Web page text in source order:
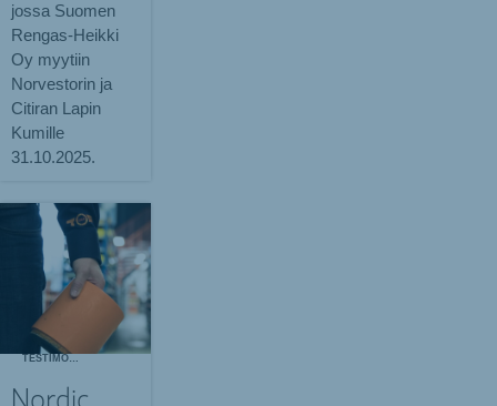
jossa Suomen
Rengas-Heikki
Oy myytiin
Norvestorin ja
Citiran Lapin
Kumille
31.10.2025.